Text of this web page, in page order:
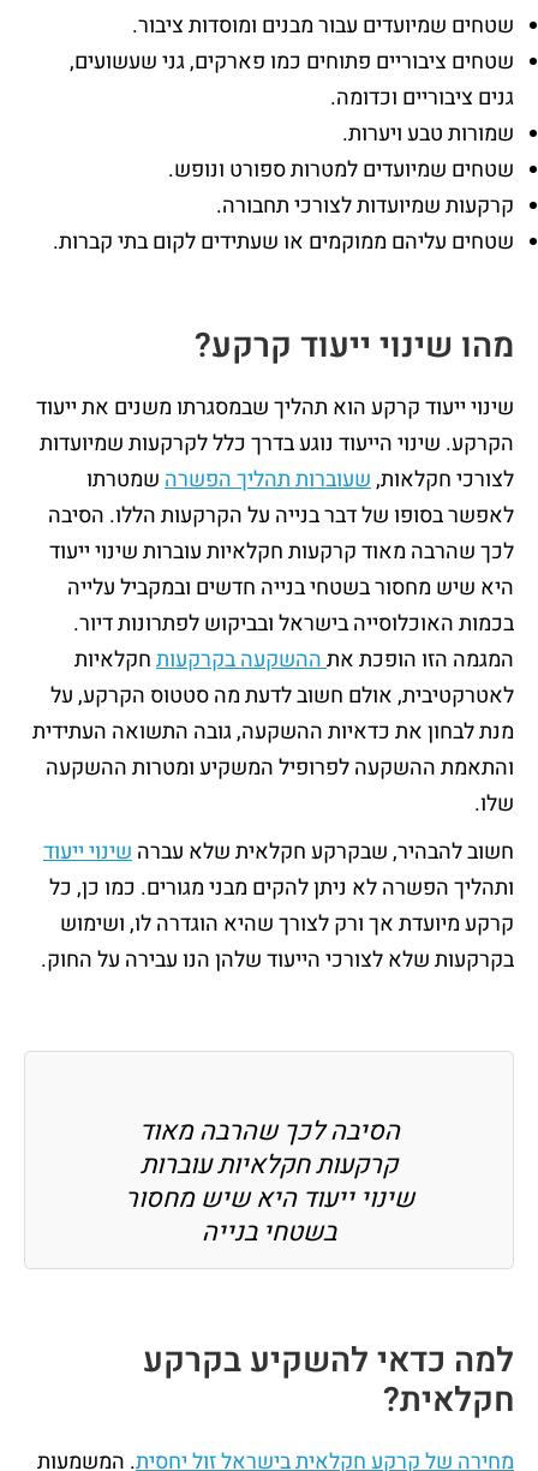
שטחים שמיועדים עבור מבנים ומוסדות ציבור.
שטחים ציבוריים פתוחים כמו פארקים, גני שעשועים,
גנים ציבוריים וכדומה.
שמורות טבע ויערות.
שטחים שמיועדים למטרות ספורט ונופש.
קרקעות שמיועדות לצורכי תחבורה.
שטחים עליהם ממוקמים או שעתידים לקום בתי קברות.
מהו שינוי ייעוד קרקע?
שינוי ייעוד קרקע הוא תהליך שבמסגרתו משנים את ייעוד
הקרקע. שינוי הייעוד נוגע בדרך כלל לקרקעות שמיועדות
לצורכי חקלאות,שעוברות תהליך הפשרהשמטרתו
לאפשר בסופו של דבר בנייה על הקרקעות הללו. הסיבה
לכך שהרבה מאוד קרקעות חקלאיות עוברות שינוי ייעוד
היא שיש מחסור בשטחי בנייה חדשים ובמקביל עלייה
בכמות האוכלוסייה בישראל ובביקוש לפתרונות דיור.
המגמה הזו הופכת אתההשקעה בקרקעותחקלאיות
לאטרקטיבית, אולם חשוב לדעת מה סטטוס הקרקע, על
מנת לבחון את כדאיות ההשקעה, גובה התשואה העתידית
והתאמת ההשקעה לפרופיל המשקיע ומטרות ההשקעה
שלו.
חשוב להבהיר, שבקרקע חקלאית שלא עברהשינוי ייעוד
ותהליך הפשרה לא ניתן להקים מבני מגורים. כמו כן, כל
קרקע מיועדת אך ורק לצורך שהיא הוגדרה לו, ושימוש
בקרקעות שלא לצורכי הייעוד שלהן הנו עבירה על החוק.
הסיבה לכך שהרבה מאוד
קרקעות חקלאיות עוברות
שינוי ייעוד היא שיש מחסור
בשטחי בנייה
למה כדאי להשקיע בקרקע
חקלאית?
מחירה של קרקע חקלאית בישראל זול יחסית. המשמעות